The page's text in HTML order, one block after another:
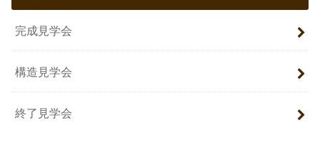
完成見学会
構造見学会
終了見学会